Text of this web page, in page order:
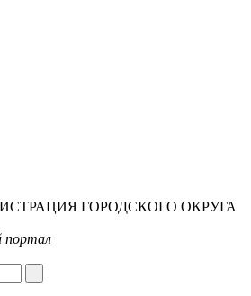
ГОРОДСКОГО ОКРУГА
портал